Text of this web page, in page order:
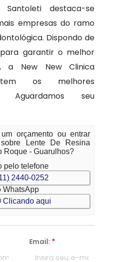
Santoleti destaca-se
empresas do ramo
Dispondo de
garantir o melhor
a New New Clinica
os melhores
Aguardamos seu
orçamento ou entrar
Lente De Resina
Roque - Guarulhos?
pelo telefone
2440-0252
WhatsApp
Clicando aqui
Email: *